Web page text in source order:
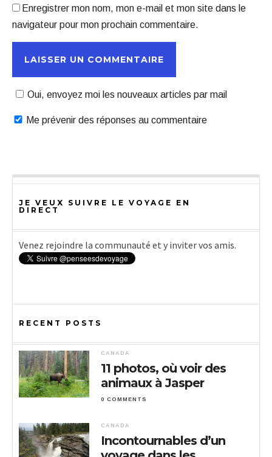
Enregistrer mon nom, mon e-mail et mon site dans le
navigateur pour mon prochain commentaire.
Oui, envoyez moi les nouveaux articles par mail
Me prévenir des réponses au commentaire
JE VEUX SUIVRE LE VOYAGE EN
DIRECT
Venez rejoindre la communauté et y inviter vos amis.
RECENT POSTS
CANADA
11 photos, où voir des
animaux à Jasper
0 COMMENTS
CANADA
Incontournables d’un